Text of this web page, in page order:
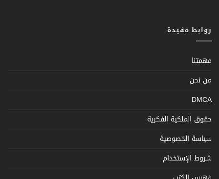
روابط مفيدة
مهمتنا
من نحن
DMCA
حقوق الملكية الفكرية
سياسة الخصوصية
شروط الإستخدام